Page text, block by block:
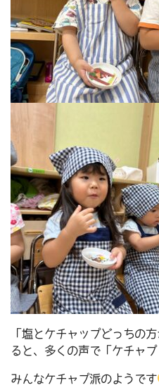
「塩とケチャップどっちの
ると、多くの声で「ケチャプ
みんなケチャプ派のようです